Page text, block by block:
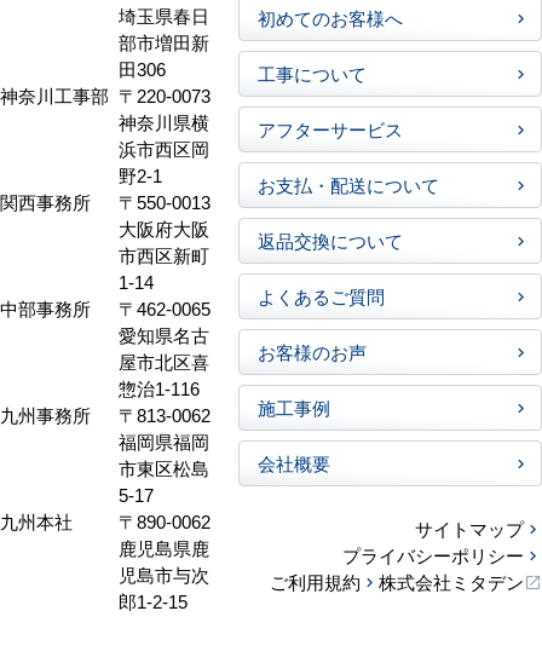
埼玉県春日
部市増田新
田306
神奈川工事部 〒220-0073
神奈川県横
浜市西区岡
野2-1
関西事務所
〒550-0013
大阪府大阪
市西区新町
1-14
中部事務所
〒462-0065
愛知県名古
屋市北区喜
惣治1-116
九州事務所
〒813-0062
福岡県福岡
市東区松島
5-17
九州本社
〒890-0062
鹿児島県鹿
児島市与次
郎1-2-15
初めてのお客様へ
工事について
アフターサービス
お支払・配送について
返品交換について
よくあるご質問
お客様のお声
施工事例
会社概要
サイトマップ
プライバシーポリシー
ご利用規約
株式会社ミタデン